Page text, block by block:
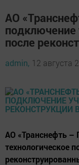
АО
подключение
после
admin, 12 августа
АО «Транснефть –
технологическое